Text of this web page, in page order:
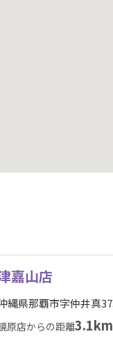
嘉山店
縄県那覇市字仲井真
原店からの距離3.1km